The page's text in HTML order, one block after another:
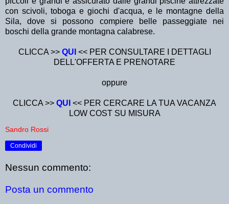
con scivoli, toboga e giochi d'acqua, e le montagne della
Sila, dove si possono compiere belle passeggiate nei
boschi della grande montagna calabrese.
CLICCA >> QUI << PER CONSULTARE I DETTAGLI
DELL'OFFERTA E PRENOTARE
oppure
CLICCA >> QUI << PER CERCARE LA TUA VACANZA
LOW COST SU MISURA
Sandro Rossi
Condividi
Nessun commento:
Posta un commento